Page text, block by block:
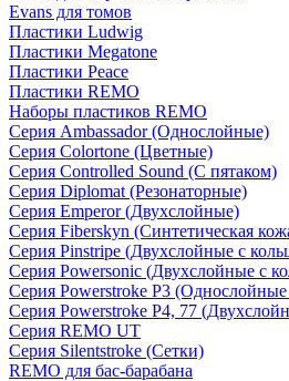
Evans для томов
Пластики Ludwig
Пластики Megatone
Пластики Peace
Пластики REMO
Наборы пластиков REMO
Серия Ambassador (Однослойные)
Серия Colortone (Цветные)
Серия Controlled Sound (С пятаком)
Серия Diplomat (Резонаторные)
Серия Emperor (Двухслойные)
Серия Fiberskyn (Синтетическая
Серия Pinstripe (Двухслойные с
Серия Powersonic (Двухслойные с
Серия Powerstroke P3
Серия Powerstroke P4, 77
Серия REMO UT
Серия Silentstroke (Сетки)
REMO для бас-барабана